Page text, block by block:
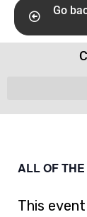
Go
ALL OF
This